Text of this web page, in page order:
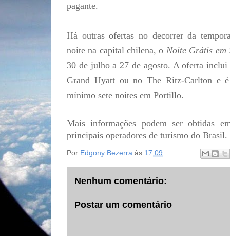
pagante.
Há outras ofertas no decorrer da
noite na capital chilena, o Noite Grátis em
30 de julho a 27 de agosto. A oferta
Grand Hyatt ou no The Ritz-Carlton e
mínimo sete noites em Portillo.
Mais informações podem ser obtidas
principais operadores de turismo do Brasil.
Por Edgony Bezerra às 17:09
Nenhum comentário:
Postar um comentário